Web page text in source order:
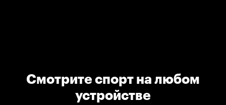
Смотрите спорт на любом
устройстве